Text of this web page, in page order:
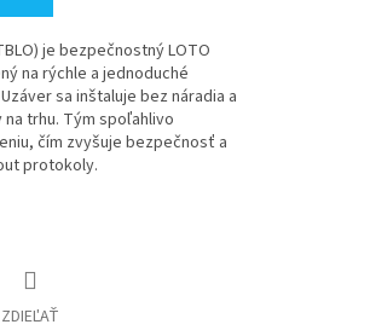
je bezpečnostný LOTO
na rýchle a jednoduché
sa inštaluje bez náradia a
trhu. Tým spoľahlivo
čím zvyšuje bezpečnosť a
protokoly.
ZDIEĽAŤ